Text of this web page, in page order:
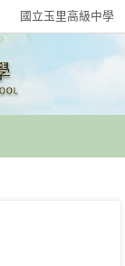
國立玉里高級中學